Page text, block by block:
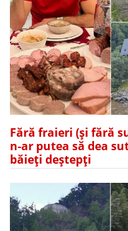
Fără fraieri (și fără
n-ar putea să dea
băieți deștepți